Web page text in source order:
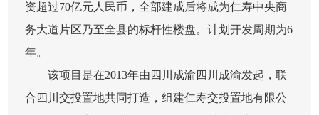
资超过70亿元人民币，全部建成后将成为仁寿中央商
务大道片区乃至全县的标杆性楼盘。计划开发周期为6
年。
该项目是在2013年由四川成渝四川成渝发起，联
合四川交投置地共同打造，组建仁寿交投置地有限公